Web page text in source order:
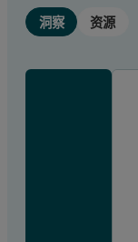
洞察 资源